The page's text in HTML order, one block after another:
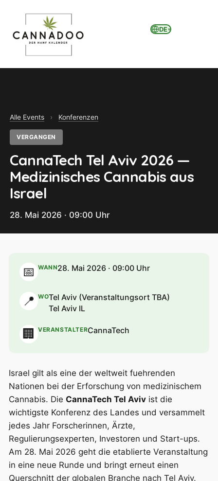
DE▾
Alle Events › Konferenzen
VERGANGEN
CannaTech Tel Aviv 2026 —
Medizinisches Cannabis aus
Israel
28. Mai 2026 · 09:00 Uhr
📅 WANN28. Mai 2026 · 09:00 Uhr
📍 WOTel Aviv (Veranstaltungsort TBA)
Tel Aviv IL
🏢 VERANSTALTERCannaTech
Israel gilt als eine der weltweit fuehrenden
Nationen bei der Erforschung von medizinischem
Cannabis. Die CannaTech Tel Aviv ist die
wichtigste Konferenz des Landes und versammelt
jedes Jahr Forscherinnen, Ärzte,
Regulierungsexperten, Investoren und Start-ups.
Am 28. Mai 2026 geht die etablierte Veranstaltung
in eine neue Runde und bringt erneut einen
Querschnitt der globalen Branche nach Tel Aviv.